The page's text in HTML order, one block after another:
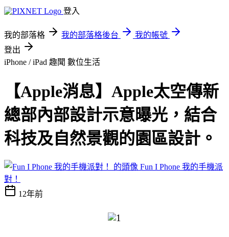
登入
我的部落格 我的部落格後台
我的帳號
登出
iPhone / iPad 趣聞 數位生活
【Apple消息】Apple太空傳新
總部內部設計示意曝光，結合
科技及自然景觀的園區設計。
Fun I Phone 我的手機派
對！
12年前